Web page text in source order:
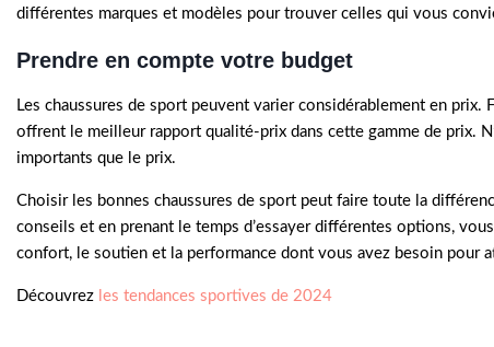
différentes marques et modèles pour trouver celles qui vous
Prendre en compte votre budget
Les chaussures de sport peuvent varier considérablement en prix.
offrent le meilleur rapport qualité-prix dans cette gamme de prix.
importants que le prix.
Choisir les bonnes chaussures de sport peut faire toute la
conseils et en prenant le temps d’essayer différentes options,
confort, le soutien et la performance dont vous avez besoin pour
Découvrez les tendances sportives de 2024